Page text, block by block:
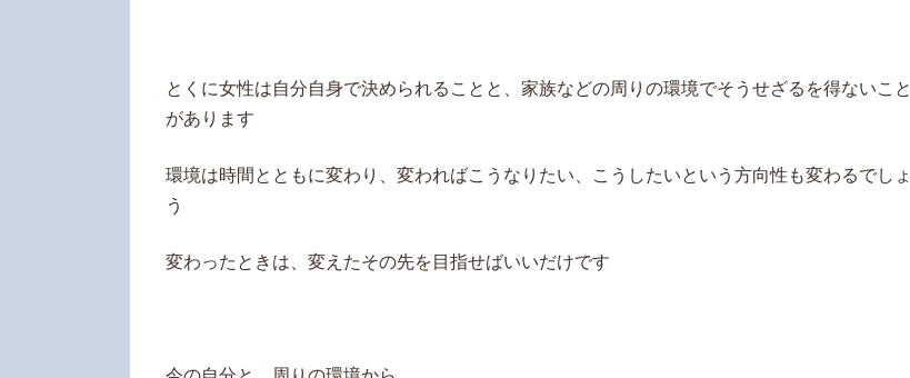
とくに女性は自分自身で決められることと、家族などの周りの環境でそうせざるを得ないこと
があります
環境は時間とともに変わり、変わればこうなりたい、こうしたいという方向性も変わるでしょ
う
変わったときは、変えたその先を目指せばいいだけです